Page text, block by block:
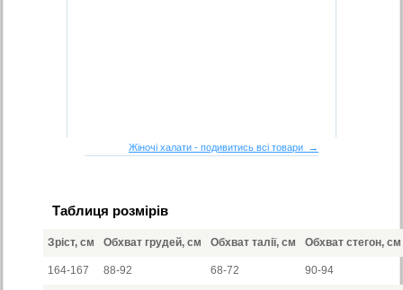
Жіночі халати - подивитись всі товари →
Таблиця розмірів
Зріст, см Обхват грудей, см Обхват талії, см Обхват стегон, см
164-167 88-92 68-72 90-94